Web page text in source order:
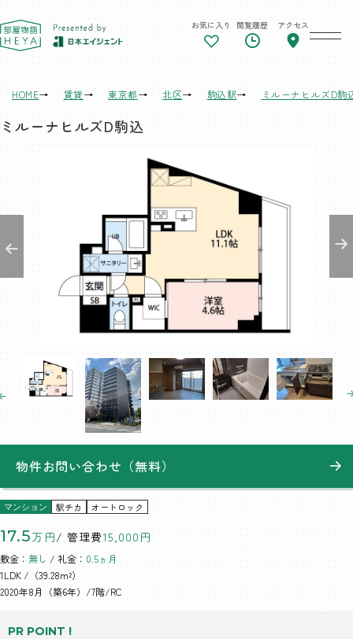
東京 部屋物語 お気に入り 閲覧履歴 アクセス
HOME 賃貸 東京都 北区 駒込駅 ミルーナヒルズD駒
ミルーナヒルズD駒込
PR POINT !
マンション 駅チカ オートロック
17.5万円/ 管理費15,000円
敷金： 無し / 礼金： 0.5ヵ月
1LDK /（39.28m²）
2020年8月（築6年）/7階/RC
物件お問い合わせ（無料）